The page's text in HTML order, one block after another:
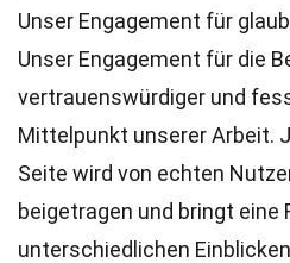
Unser Engagement für
Unser Engagement für die
vertrauenswürdiger und
Mittelpunkt unserer Arbeit.
Seite wird von echten
beigetragen und bringt eine
unterschiedlichen